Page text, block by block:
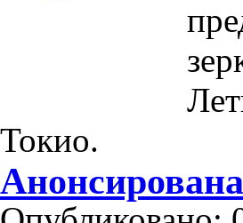
Токио.